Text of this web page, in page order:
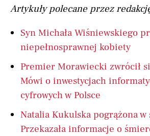
Artykuły polecane przez
Syn Michała Wiśniewskiego
niepełnosprawnej kobiety
Premier Morawiecki zwrócił
Mówi o inwestycjach
cyfrowych w Polsce
Natalia Kukulska pogrążona w
Przekazała informacje o